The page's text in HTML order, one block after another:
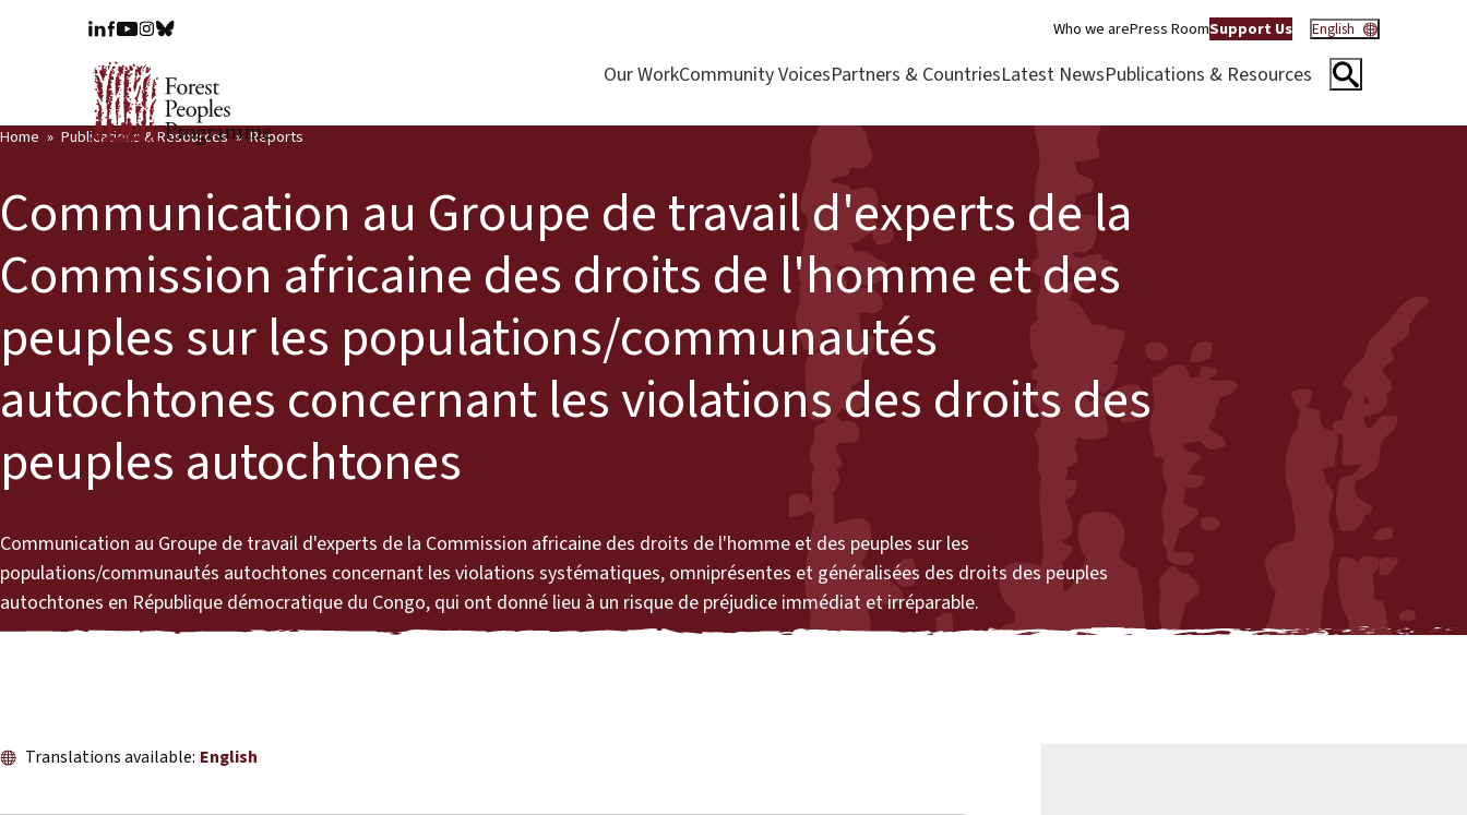
Who we arePress RoomSupport Us English
Our WorkCommunity VoicesPartners & CountriesLatest NewsPublications & Resources
Home Publications & Resources Reports
Communication au Groupe de travail d'experts de la
Commission africaine des droits de l'homme et des
peuples sur les populations/communautés
autochtones concernant les violations des droits des
peuples autochtones
Communication au Groupe de travail d'experts de la Commission africaine des droits de l'homme et des peuples sur les
populations/communautés autochtones concernant les violations systématiques, omniprésentes et généralisées des droits des peuples
autochtones en République démocratique du Congo, qui ont donné lieu à un risque de préjudice immédiat et irréparable.
Translations available: English